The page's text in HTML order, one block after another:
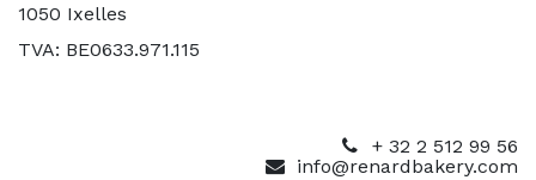
1050 Ixelles
TVA: BE0633.971.115
+ 32 2 512 99 56
info@renardbakery.com